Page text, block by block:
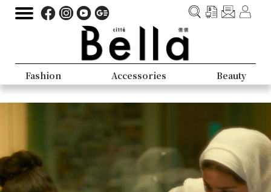
Fashion Accessories Beauty